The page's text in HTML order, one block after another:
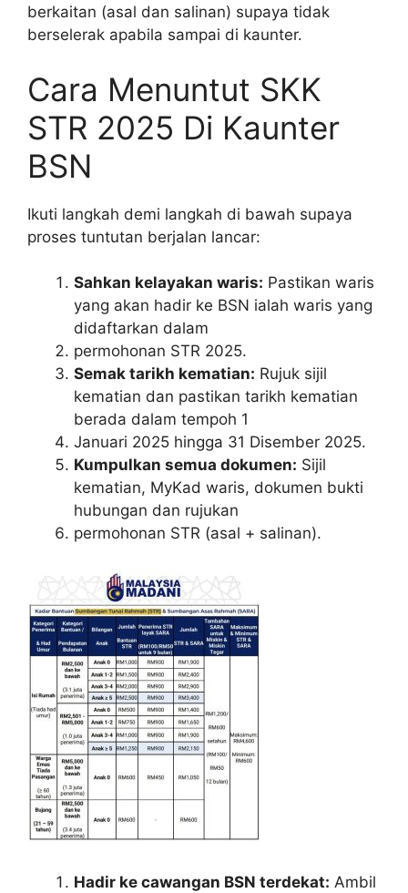
berkaitan (asal dan salinan) supaya tidak
berselerak apabila sampai di kaunter.
Cara Menuntut SKK
STR 2025 Di Kaunter
BSN
Ikuti langkah demi langkah di bawah supaya
proses tuntutan berjalan lancar:
Sahkan kelayakan waris: Pastikan waris
yang akan hadir ke BSN ialah waris yang
didaftarkan dalam
permohonan STR 2025.
Semak tarikh kematian: Rujuk sijil
kematian dan pastikan tarikh kematian
berada dalam tempoh 1
Januari 2025 hingga 31 Disember 2025.
Kumpulkan semua dokumen: Sijil
kematian, MyKad waris, dokumen bukti
hubungan dan rujukan
permohonan STR (asal + salinan).
Hadir ke cawangan BSN terdekat: Ambil